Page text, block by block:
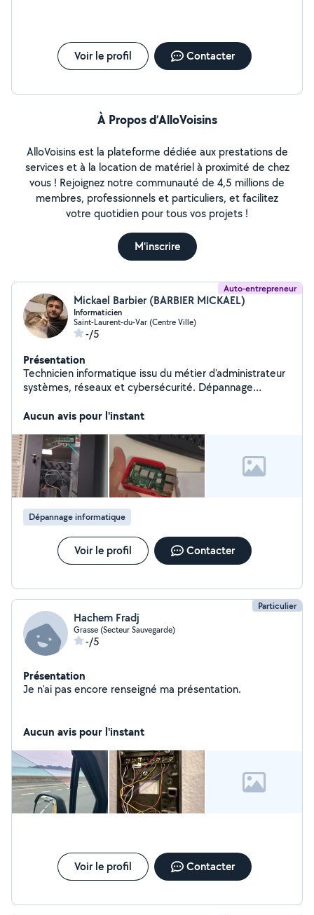
Voir le profil Contacter
À Propos d’AlloVoisins
AlloVoisins est la plateforme dédiée aux prestations de
services et à la location de matériel à proximité de chez
vous ! Rejoignez notre communauté de 4,5 millions de
membres, professionnels et particuliers, et facilitez
votre quotidien pour tous vos projets !
M'inscrire
Auto-entrepreneur
Mickael Barbier (BARBIER MICKAEL)
Informaticien
Saint-Laurent-du-Var (Centre Ville)
-/5
Présentation
Technicien informatique issu du métier d'administrateur
systèmes, réseaux et cybersécurité. Dépannage
sauvegardes. Intervention à domicile ou à distance.
Aucun avis pour l'instant
Dépannage informatique
Voir le profil Contacter
Particulier
Hachem Fradj
Grasse (Secteur Sauvegarde)
-/5
Présentation
Je n'ai pas encore renseigné ma présentation.
Aucun avis pour l'instant
Voir le profil Contacter